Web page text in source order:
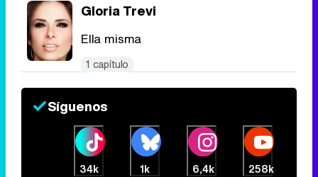
Gloria Trevi
Ella misma
1 capítulo
Síguenos
34k 1k 6,4k 258k